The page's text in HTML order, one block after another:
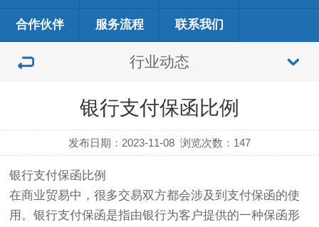
合作伙伴 服务流程 联系我们
行业动态
银行支付保函比例
发布日期：2023-11-08 浏览次数： 147
银行支付保函比例
在商业贸易中，很多交易双方都会涉及到支付保函的使
用。银行支付保函是指由银行为客户提供的一种保函形